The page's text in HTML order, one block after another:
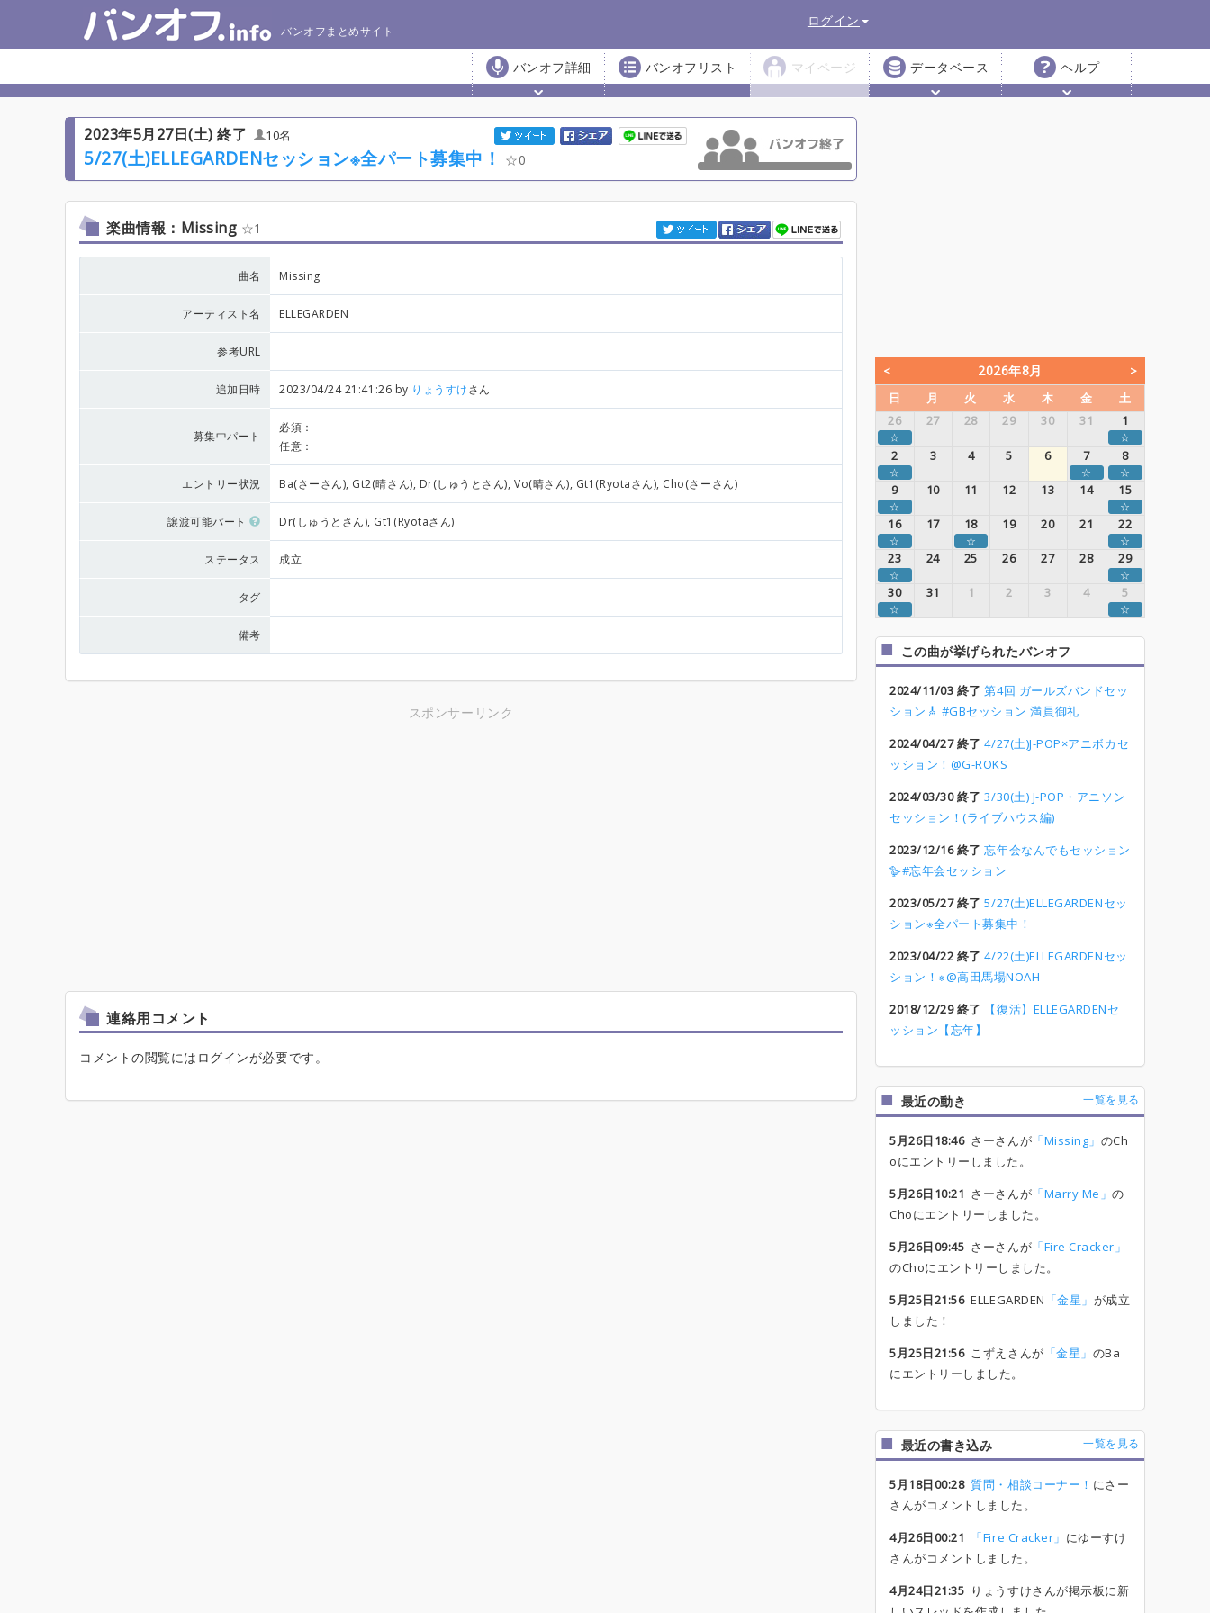
バンオフまとめサイト
ログイン
バンオフ詳細 バンオフリスト マイページ データベース ヘルプ
2023年5月27日(土) 終了 10名
5/27(土)ELLEGARDENセッション※全パート募集中！ 0
楽曲情報：Missing 1
曲名 Missing
アーティスト名 ELLEGARDEN
参考URL
追加日時 2023/04/24 21:41:26 by りょうすけさん
募集中パート
必須：
任意：
エントリー状況 Ba(さーさん), Gt2(晴さん), Dr(しゅうとさん), Vo(晴さん), Gt1(Ryotaさん), Cho(さーさん)
譲渡可能パート Dr(しゅうとさん), Gt1(Ryotaさん)
ステータス 成立
タグ
備考
スポンサーリンク
連絡用コメント
コメントの閲覧にはログインが必要です。
2026年8月
日 月 火 水 木 金
土
26
27 28 29 30 31 1
☆ ☆
2 3 4 5 6 7 8
☆ ☆ ☆
9 10 11 12 13 14 15
☆ ☆
16 17 18 19 20 21 22
☆ ☆ ☆
23 24 25 26 27 28 29
☆ ☆
30 31 1 2 3 4 5
☆ ☆
この曲が挙げられたバンオフ
2024/11/03 終了 第4回 ガールズバンドセッ
ション🎸 #GBセッション 満員御礼
2024/04/27 終了 4/27(土)J-POP×アニボカセ
ッション！@G-ROKS
2024/03/30 終了 3/30(土) J-POP・アニソン
セッション！(ライブハウス編)
2023/12/16 終了 忘年会なんでもセッション
🪿#忘年会セッション
2023/05/27 終了 5/27(土)ELLEGARDENセッ
ション※全パート募集中！
2023/04/22 終了 4/22(土)ELLEGARDENセッ
ション！※@高田馬場NOAH
2018/12/29 終了
【復活】ELLEGARDENセ
ッション【忘年】
最近の動き 一覧を見る
5月26日18:46さーさんが 「Missing」 のCh
oにエントリーしました。
5月26日10:21 さーさんが 「Marry Me」の
Choにエントリーしました。
5月26日09:45 さーさんが 「Fire Cracker」
のChoにエントリーしました。
5月25日21:56ELLEGARDEN 「金星」 が成立
しました！
5月25日21:56こずえさんが 「金星」 のBa
にエントリーしました。
最近の書き込み 一覧を見る
5月18日00:28 質問・相談コーナー！ にさー
さんがコメントしました。
4月26日00:21
「Fire Cracker」 にゆーすけ
さんがコメントしました。
4月24日21:35 りょうすけさんが掲示板に新